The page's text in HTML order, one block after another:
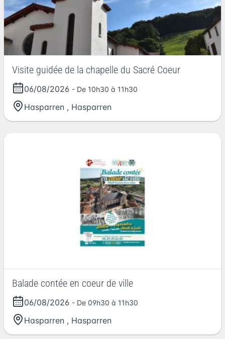
Visite guidée de la chapelle du Sacré Coeur
06/08/2026 - De 10h30 à 11h30
Hasparren , Hasparren
Balade contée en coeur de ville
06/08/2026 - De 09h30 à 11h30
Hasparren , Hasparren